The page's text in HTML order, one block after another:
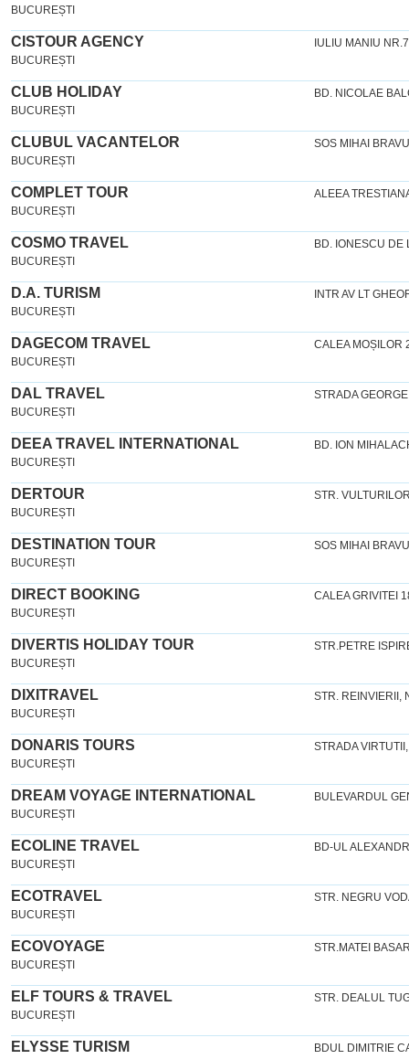
BUCUREȘTI
CISTOUR AGENCY
BUCUREȘTI
IULIU MANIU
CLUB HOLIDAY
BUCUREȘTI
BD. NICOLAE
CLUBUL VACANTELOR
BUCUREȘTI
SOS MIHAI
COMPLET TOUR
BUCUREȘTI
ALEEA
COSMO TRAVEL
BUCUREȘTI
BD. IONESCU DE
D.A. TURISM
BUCUREȘTI
INTR AV LT
DAGECOM TRAVEL
BUCUREȘTI
CALEA MOȘILOR
DAL TRAVEL
BUCUREȘTI
STRADA
DEEA TRAVEL INTERNATIONAL
BUCUREȘTI
BD. ION
DERTOUR
BUCUREȘTI
STR.
DESTINATION TOUR
BUCUREȘTI
SOS MIHAI
DIRECT BOOKING
BUCUREȘTI
CALEA GRIVITEI
DIVERTIS HOLIDAY TOUR
BUCUREȘTI
STR.PETRE
DIXITRAVEL
BUCUREȘTI
STR. REINVIERII,
DONARIS TOURS
BUCUREȘTI
STRADA
DREAM VOYAGE INTERNATIONAL
BUCUREȘTI
BULEVARDUL
ECOLINE TRAVEL
BUCUREȘTI
BD-UL
ECOTRAVEL
BUCUREȘTI
STR. NEGRU
ECOVOYAGE
BUCUREȘTI
STR.MATEI
ELF TOURS & TRAVEL
BUCUREȘTI
STR. DEALUL
ELYSSE TURISM BDUL DIMITRIE